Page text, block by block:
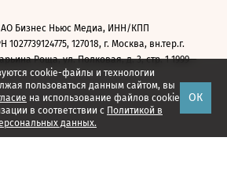
cookie-файлы и технологии
пользоваться данным сайтом, вы
на использование файлов cookie
в соответствии с Политикой в
данных.
ОК
Бизнес Ньюс Медиа, ИНН/КПП
1027739124775, 127018, г. Москва, вн.тер.г.
Роща, ул. Полковая, д. 3, стр. 1 1999—